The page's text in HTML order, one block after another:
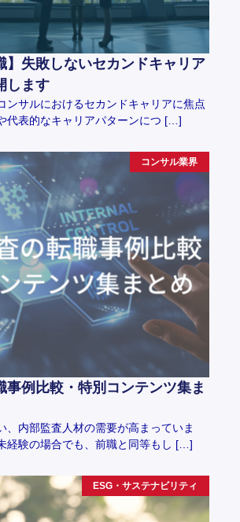
】失敗しないセカンドキャリア
します
ンサルにおけるセカンドキャリアに焦点
代表的なキャリアパターンにつ […]
コンサル業界
事例比較・特別コンテンツ集ま
、内部監査人材の需要が高まっていま
経験の場合でも、前職と同等もし […]
ESG・サステナビリティ